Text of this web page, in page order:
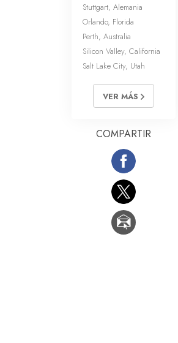
Stuttgart, Alemania
Orlando, Florida
Perth, Australia
Silicon Valley, California
Salt Lake City, Utah
VER MÁS
COMPARTIR